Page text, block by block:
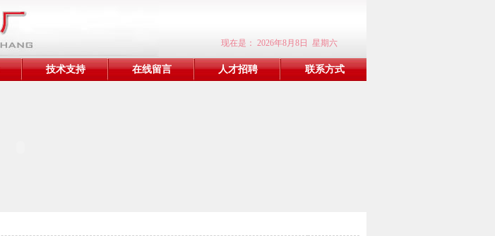
现在是： 2026年8月8日 星期六
技术支持 在线留言 人才招聘 联系方式